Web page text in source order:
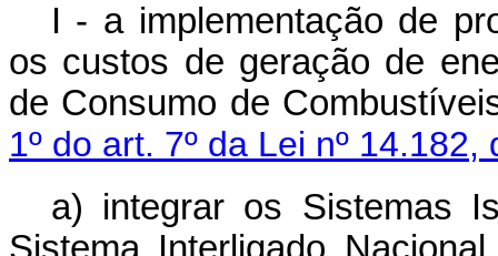
I - a implementação de
os custos de geração de
de Consumo de
1º do art. 7º da Lei nº 14.182,
a) integrar os Sistemas